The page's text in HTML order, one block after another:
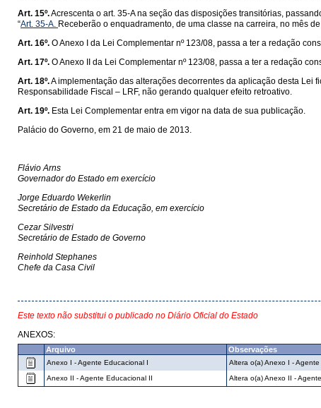
Art. 15º.Acrescenta o art. 35-A na seção das disposições transitórias,
“Art. 35-A. Receberão o enquadramento, de uma classe na carreira, no mês
Art. 16º. O Anexo I da Lei Complementar nº 123/08, passa a ter a redação
Art. 17º. O Anexo II da Lei Complementar nº 123/08, passa a ter a redação
Art. 18º.A implementação das alterações decorrentes da aplicação desta
Responsabilidade Fiscal – LRF, não gerando qualquer efeito retroativo.
Art. 19º. Esta Lei Complementar entra em vigor na data de sua publicação.
Palácio do Governo, em 21 de maio de 2013.
Flávio Arns
Governador do Estado em exercício
Jorge Eduardo Wekerlin
Secretário de Estado da Educação, em exercício
Cezar Silvestri
Secretário de Estado de Governo
Reinhold Stephanes
Chefe da Casa Civil
Este texto não substitui o publicado no Diário Oficial do Estado
ANEXOS:
Arquivo Observações
Anexo I - Agente Educacional I Altera o(a) Anexo I -
Anexo II - Agente Educacional II
Altera o(a) Anexo II -